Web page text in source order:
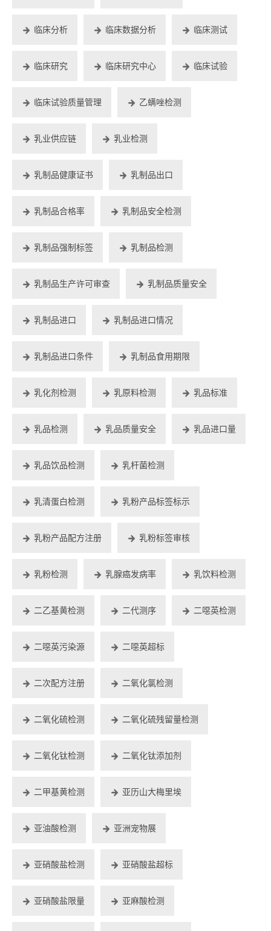
临床分析 临床数据分析 临床测试
临床研究 临床研究中心 临床试验
临床试验质量管理 乙螨唑检测
乳业供应链 乳业检测
乳制品健康证书 乳制品出口
乳制品合格率 乳制品安全检测
乳制品强制标签 乳制品检测
乳制品生产许可审查 乳制品质量安全
乳制品进口 乳制品进口情况
乳制品进口条件 乳制品食用期限
乳化剂检测 乳原料检测 乳品标准
乳品检测 乳品质量安全 乳品进口量
乳品饮品检测 乳杆菌检测
乳清蛋白检测 乳粉产品标签标示
乳粉产品配方注册 乳粉标签审核
乳粉检测 乳腺癌发病率 乳饮料检测
二乙基黄检测 二代测序 二噁英检测
二噁英污染源 二噁英超标
二次配方注册 二氧化氯检测
二氧化硫检测 二氧化硫残留量检测
二氧化钛检测 二氧化钛添加剂
二甲基黄检测 亚历山大梅里埃
亚油酸检测 亚洲宠物展
亚硝酸盐检测 亚硝酸盐超标
亚硝酸盐限量 亚麻酸检测